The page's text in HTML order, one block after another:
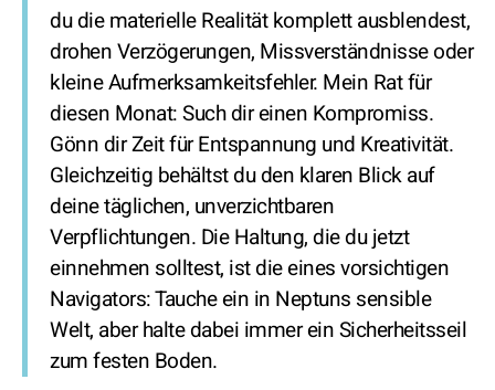
du die materielle Realität komplett ausblendest,
drohen Verzögerungen, Missverständnisse oder
kleine Aufmerksamkeitsfehler. Mein Rat für
diesen Monat: Such dir einen Kompromiss.
Gönn dir Zeit für Entspannung und Kreativität.
Gleichzeitig behältst du den klaren Blick auf
deine täglichen, unverzichtbaren
Verpflichtungen. Die Haltung, die du jetzt
einnehmen solltest, ist die eines vorsichtigen
Navigators: Tauche ein in Neptuns sensible
Welt, aber halte dabei immer ein Sicherheitsseil
zum festen Boden.